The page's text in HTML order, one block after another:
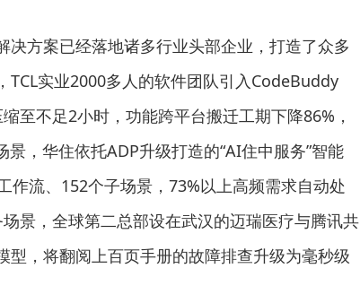
决方案已经落地诸多行业头部企业，打造了众多
TCL实业2000多人的软件团队引入CodeBuddy
至不足2小时，功能跨平台搬迁工期下降86%，
，华住依托ADP升级打造的“AI住中服务”智能
作流、152个子场景，73%以上高频需求自动处
景，全球第二总部设在武汉的迈瑞医疗与腾讯共
型，将翻阅上百页手册的故障排查升级为毫秒级